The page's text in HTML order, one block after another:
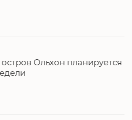
Ольхон планируется